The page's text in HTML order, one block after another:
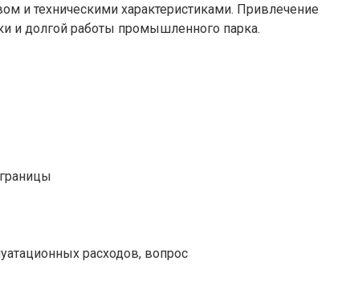
и техническими характеристиками. Привлечение
и долгой работы промышленного парка.
расходов, вопрос